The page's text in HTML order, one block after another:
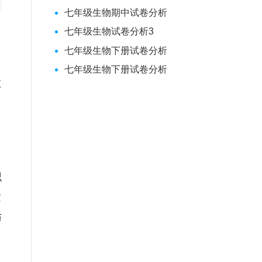
七年级生物期中试卷分析
七年级生物试卷分析3
七年级生物下册试卷分析
七年级生物下册试卷分析